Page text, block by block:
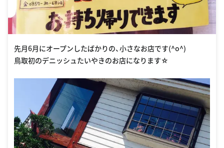
先月6月にオープンしたばかりの、小さなお店です(^o^)
鳥取初のデニッシュたいやきのお店になります☆